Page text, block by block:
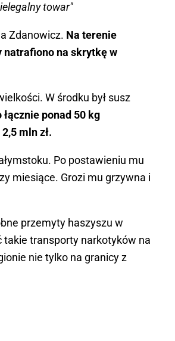
towar"
Zdanowicz. Na terenie
natrafiono na skrytkę w
W środku był susz
ponad 50 kg
mln zł.
Po postawieniu mu
miesiące. Grozi mu grzywna i
przemyty haszyszu w
transporty narkotyków na
nie tylko na granicy z